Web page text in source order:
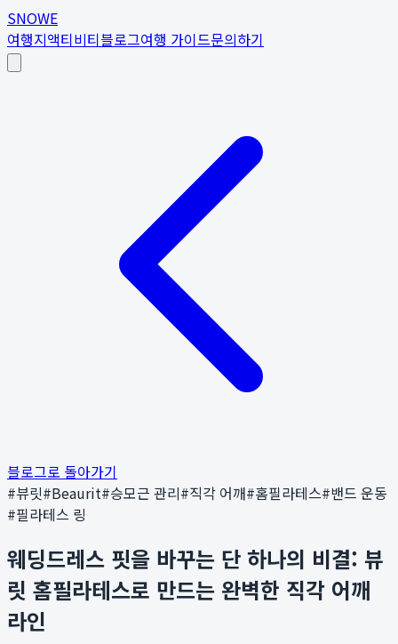
SNOWE
여행지액티비티블로그여행 가이드문의하기
블로그로 돌아가기
#뷰릿#Beaurit#승모근 관리#직각 어깨#홈필라테스#밴드 운동
#필라테스 링
웨딩드레스 핏을 바꾸는 단 하나의 비결: 뷰
릿 홈필라테스로 만드는 완벽한 직각 어깨
라인